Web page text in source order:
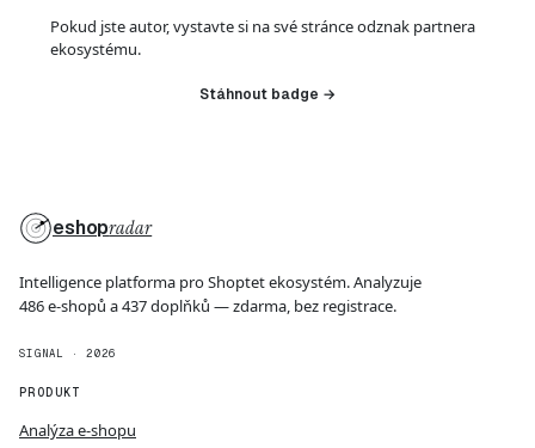
Pokud jste autor, vystavte si na své stránce odznak partnera
ekosystému.
Stáhnout badge →
eshopradar
Intelligence platforma pro Shoptet ekosystém. Analyzuje
486 e-shopů a 437 doplňků — zdarma, bez registrace.
SIGNAL · 2026
PRODUKT
Analýza e-shopu